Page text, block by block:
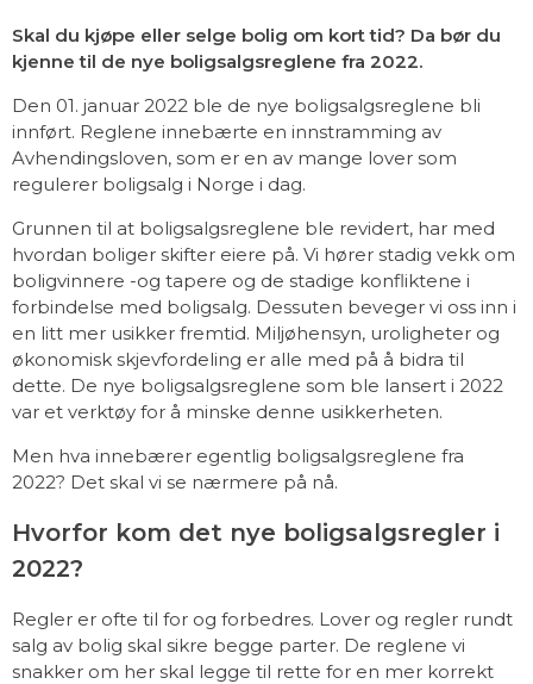
Skal du kjøpe eller selge bolig om kort tid? Da bør du
kjenne til de nye boligsalgsreglene fra 2022.
Den 01. januar 2022 ble de nye boligsalgsreglene bli
innført. Reglene innebærte en innstramming av
Avhendingsloven, som er en av mange lover som
regulerer boligsalg i Norge i dag.
Grunnen til at boligsalgsreglene ble revidert, har med
hvordan boliger skifter eiere på. Vi hører stadig vekk om
boligvinnere -og tapere og de stadige konfliktene i
forbindelse med boligsalg. Dessuten beveger vi oss inn i
en litt mer usikker fremtid. Miljøhensyn, uroligheter og
økonomisk skjevfordeling er alle med på å bidra til
dette. De nye boligsalgsreglene som ble lansert i 2022
var et verktøy for å minske denne usikkerheten.
Men hva innebærer egentlig boligsalgsreglene fra
2022? Det skal vi se nærmere på nå.
Hvorfor kom det nye boligsalgsregler i
2022?
Regler er ofte til for og forbedres. Lover og regler rundt
salg av bolig skal sikre begge parter. De reglene vi
snakker om her skal legge til rette for en mer korrekt